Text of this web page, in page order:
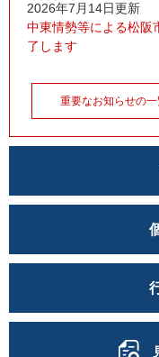
2026年7月14日更新
中東情勢等による松阪
了します
重要なお知らせの